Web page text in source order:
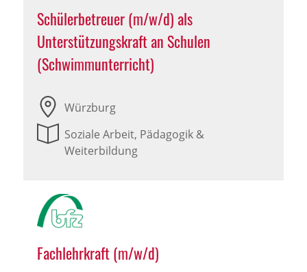
Schülerbetreuer (m/w/d) als
Unterstützungskraft an Schulen
(Schwimmunterricht)
Würzburg
Soziale Arbeit, Pädagogik &
Weiterbildung
Fachlehrkraft (m/w/d)